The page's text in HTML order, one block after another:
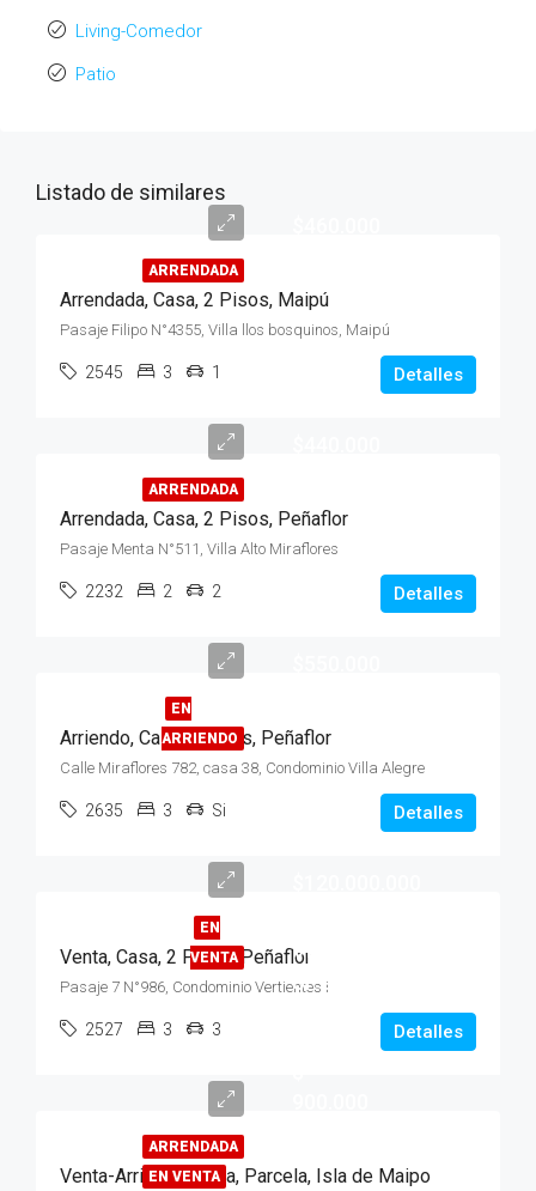
Living-Comedor
Patio
Listado de similares
ARRENDADA
Arrendada, Casa, 2 Pisos, Maipú
Pasaje Filipo N°4355, Villa llos bosquinos, Maipú
2545 3 1 Detalles
ARRENDADA
Arrendada, Casa, 2 Pisos, Peñaflor
Pasaje Menta N°511, Villa Alto Miraflores
2232 2 2 Detalles
EN
ARRIENDO
Arriendo, Casa, 2 pisos, Peñaflor
Calle Miraflores 782, casa 38, Condominio Villa Alegre
2635 3 Si Detalles
EN
VENTA
Venta, Casa, 2 Pisos, Peñaflor
Pasaje 7 N°986, Condominio Vertientes I
2527 3 3 Detalles
ARRENDADA
EN VENTA
Venta
UF 9.500
Venta-Arriendo, Casa, Parcela, Isla de Maipo